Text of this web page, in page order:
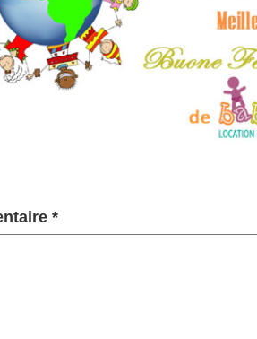
*